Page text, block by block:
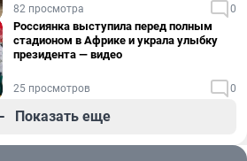
82 просмотра 0
Россиянка выступила перед полным
стадионом в Африке и украла улыбку
президента — видео
25 просмотров 0
Показать еще